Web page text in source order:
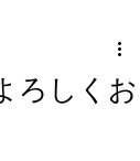
ろしくお